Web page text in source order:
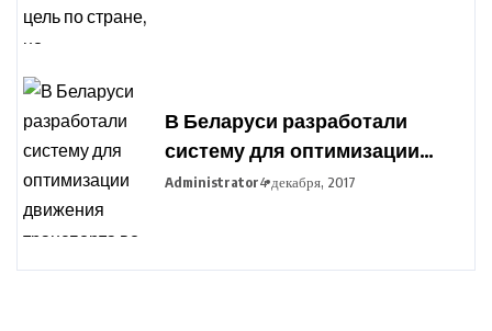
В Беларуси разработали
систему для оптимизации
движения транспорта во
Administrator4 декабря, 2017